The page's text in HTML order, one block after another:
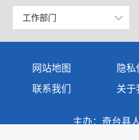
科学技术部
教育部
国防部
昌吉回族自治州
阿克苏地区
克孜勒苏柯尔克孜自治州
塔城地区
伊犁哈萨克自治州
工作部门
政府办公室
网站地图 隐私
联系我们
关于
主办：奇台县